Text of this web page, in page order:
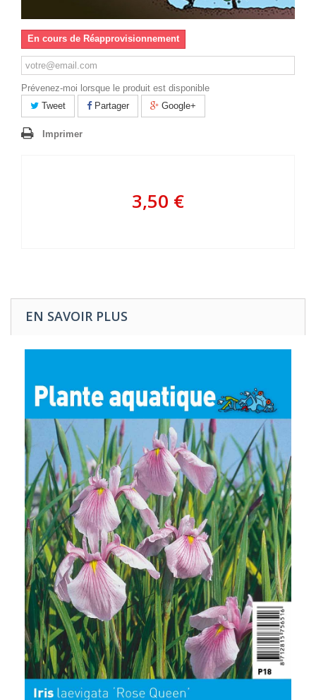
En cours de Réapprovisionnement
Prévenez-moi lorsque le produit est disponible
Tweet
Partager Google+
Imprimer
3,50 €
EN SAVOIR PLUS